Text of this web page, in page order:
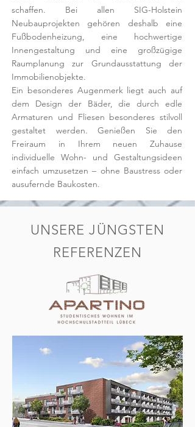
schaffen. Bei allen SIG-Holstein
Neubauprojekten gehören deshalb eine
Fußbodenheizung, eine hochwertige
Innengestaltung und eine großzügige
Raumplanung zur Grundausstattung der
Immobilienobjekte.
Ein besonderes Augenmerk liegt auch auf
dem Design der Bäder, die durch edle
Armaturen und Fliesen besonderes stilvoll
gestaltet werden. Genießen Sie den
Freiraum in Ihrem neuen Zuhause
individuelle Wohn- und Gestaltungsideen
einfach umzusetzen – ohne Baustress oder
ausufernde Baukosten.
UNSERE JÜNGSTEN
REFERENZEN